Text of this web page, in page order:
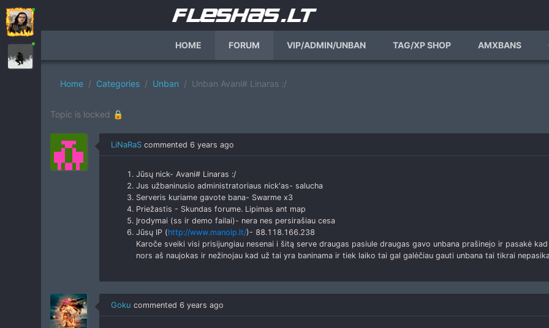
HOME FORUM VIP/ADMIN/UNBAN TAG/XP SHOP AMXBANS
Home Categories Unban Unban Avani# Linaras :/
Topic is locked 🔒
LiNaRaS commented 6 years ago
Jūsų nick- Avani# Linaras :/
Jus užbaninusio administratoriaus nick'as- salucha
Serveris kuriame gavote bana- Swarme x3
Priežastis - Skundas forume. Lipimas ant map
Įrodymai (ss ir demo failai)- nera nes persirašiau cesa
Jūsų IP (http://www.manoip.lt/)- 88.118.166.238
Karoče sveiki visi prisijungiau nesenai i šitą serve draugas pasiule draugas gavo unbana prašinejo ir pasakė
nors aš naujokas ir nežinojau kad už tai yra baninama ir tiek laiko tai gal galėčiau gauti unbana tai tikrai
Goku commented 6 years ago